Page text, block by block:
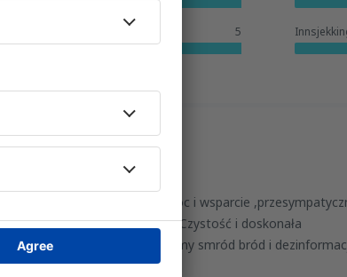
5
otrzymałem pomoc i wsparcie
i szybko dokonano odprawy.Czystość i doskonała
OSLO gdzie jedynie spotkamy smród bród i